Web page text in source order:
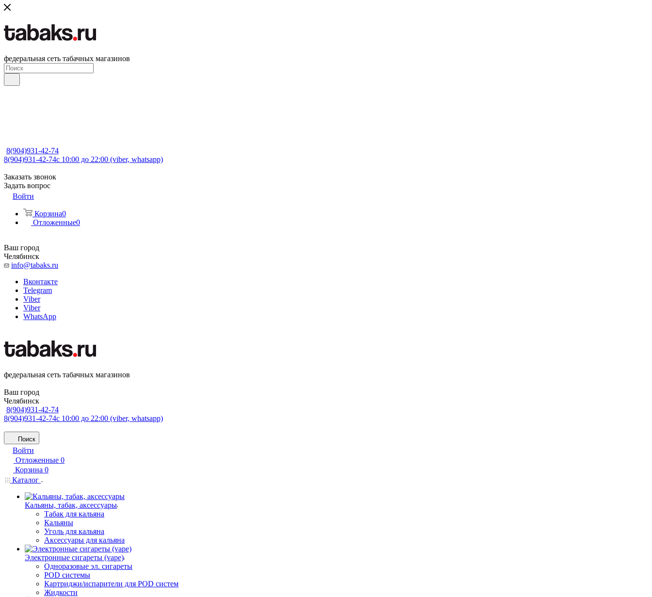
федеральная сеть табачных магазинов
8(904)931-42-74
8(904)931-42-74с 10:00 до 22:00 (viber, whatsapp)
Заказать звонок
Задать вопрос
Войти
Корзина0
Отложенные0
Ваш город
Челябинск
info@tabaks.ru
Вконтакте
Telegram
Viber
Viber
WhatsApp
федеральная сеть табачных магазинов
Ваш город
Челябинск
8(904)931-42-74
8(904)931-42-74с 10:00 до 22:00 (viber, whatsapp)
Поиск
Войти
Отложенные 0
Корзина 0
Каталог
Кальяны, табак, аксессуары
Табак для кальяна
Кальяны
Уголь для кальяна
Аксессуары для кальяна
Электронные сигареты (vape)
Одноразовые эл. сигареты
POD системы
Картриджи/испарители для POD систем
Жидкости